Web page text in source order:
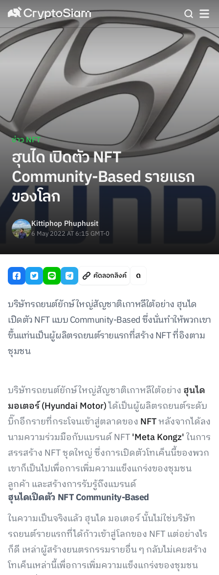
ข่าว NFT
ฮุนได เปิดตัว NFT
Community-Based รายแรก
ของโลก
Kittiphop Phuphusit
6 May 2022 AT 6:15 GMT-0
คัดลอกลิงค์
บริษัทรถยนต์ยักษ์ใหญ่สัญชาติเกาหลีใต้อย่าง ฮุนได
เปิดตัว NFT แบบ Community-Based ซึ่งนั่นทำให้พวกเขา
ขึ้นแท่นเป็นผู้ผลิตรถยนต์รายแรกที่สร้าง NFT ที่อิงตาม
ชุมชน
บริษัทรถยนต์ยักษ์ใหญ่สัญชาติเกาหลีใต้อย่าง ฮุนได
มอเตอร์ (Hyundai Motor)ได้เป็นผู้ผลิตรถยนต์ระดับ
บิ๊กอีกรายที่กระโจนเข้าสู่ตลาดของ NFTหลังจากได้ลง
นามความร่วมมือกับแบรนด์ NFT'Meta Kongz'ในการ
สรรสร้าง NFT ชุดใหญ่ ซึ่งการเปิดตัวโทเค็นนี้ของพวก
เขาก็เป็นไปเพื่อการเพิ่มความแข็งแกร่งของชุมชน
ลูกค้า และสร้างการรับรู้ถึงแบรนด์
ฮุนไดเปิดตัว NFT Community-Based
ในความเป็นจริงแล้ว ฮุนได มอเตอร์ นั้นไม่ใช่บริษัท
รถยนต์รายแรกที่ได้ก้าวเข้าสู่โลกของ NFT แต่อย่างไร
ก็ดี เหล่าผู้สร้างยนตรกรรมรายอื่น ๆ กลับไม่เคยสร้าง
โทเค็นเหล่านี้เพื่อการเพิ่มความแข็งแกร่งของชุมชน